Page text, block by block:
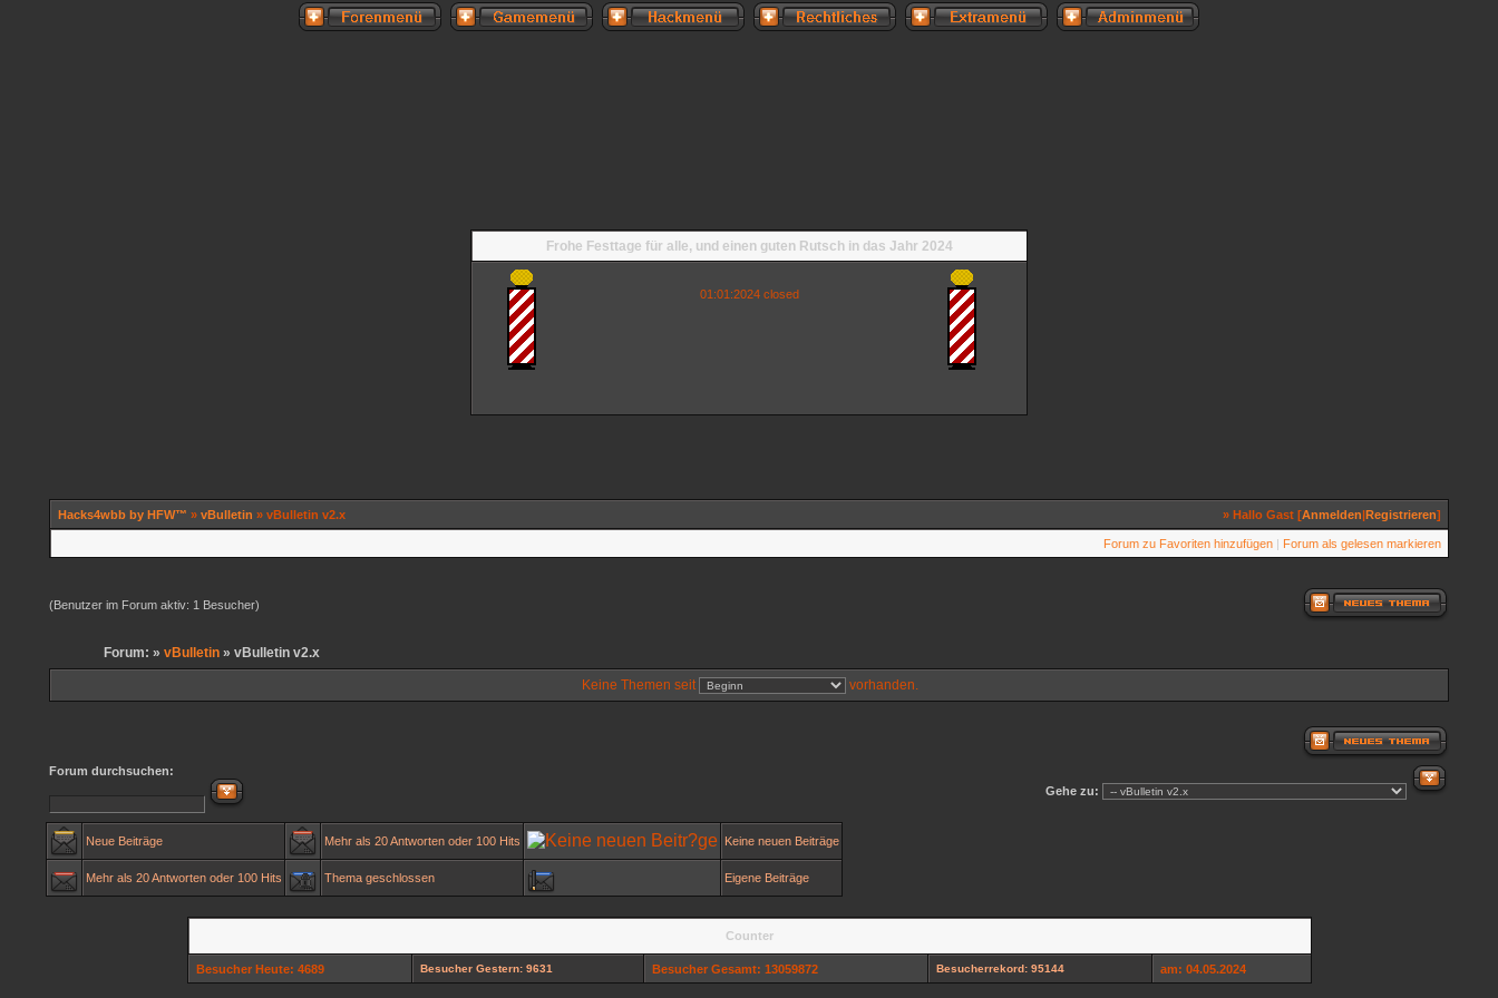
Frohe Festtage für alle, und einen guten Rutsch in das Jahr 2024
01:01:2024 closed
Hacks4wbb by HFW™ » vBulletin » vBulletin v2.x » Hallo Gast [Anmelden|Registrieren]
Forum zu Favoriten hinzufügen | Forum als gelesen markieren
(Benutzer im Forum aktiv: 1 Besucher)
Forum: » vBulletin » vBulletin v2.x
Keine Themen seit vorhanden.
Forum durchsuchen:
Gehe zu:
Neue Beiträge Mehr als 20 Antworten oder 100 Hits Keine neuen Beiträge
Mehr als 20 Antworten oder 100 Hits Thema geschlossen Eigene Beiträge
Counter
Besucher Heute: 4689 Besucher Gestern: 9631 Besucher Gesamt: 13059872 Besucherrekord: 95144 am: 04.05.2024